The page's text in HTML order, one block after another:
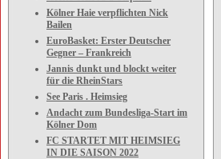
Kölner Haie verpflichten Nick
Bailen
EuroBasket: Erster Deutscher
Gegner – Frankreich
Jannis dunkt und blockt weiter
für die RheinStars
See Paris . Heimsieg
Andacht zum Bundesliga-Start im
Kölner Dom
FC STARTET MIT HEIMSIEG
IN DIE SAISON 2022